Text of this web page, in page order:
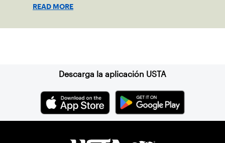
READ MORE
Descarga la aplicación USTA